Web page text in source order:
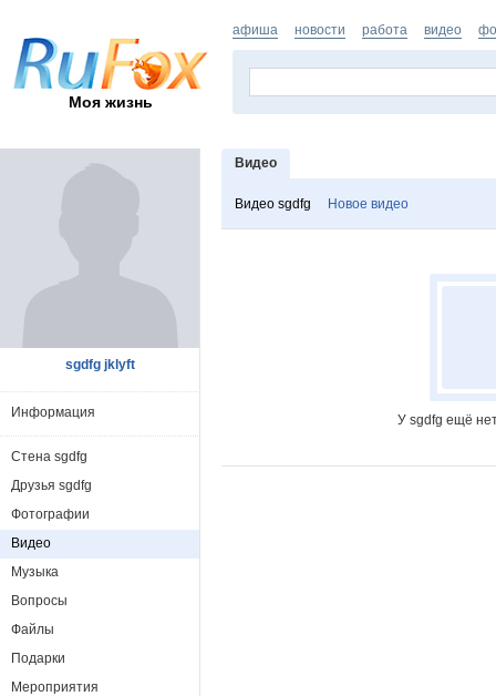
Моя жизнь
афиша новости работа видео
Видео
Видео sgdfg Новое видео
У sgdfg ещё
sgdfg jklyft
Информация
Стена sgdfg
Друзья sgdfg
Фотографии
Видео
Музыка
Вопросы
Файлы
Подарки
Мероприятия